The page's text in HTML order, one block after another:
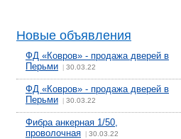
Новые объявления
ФД «Ковров» - продажа дверей в
Перьми
30.03.22
ФД «Ковров» - продажа дверей в
Перьми
30.03.22
Фибра анкерная 1/50,
проволочная
30.03.22